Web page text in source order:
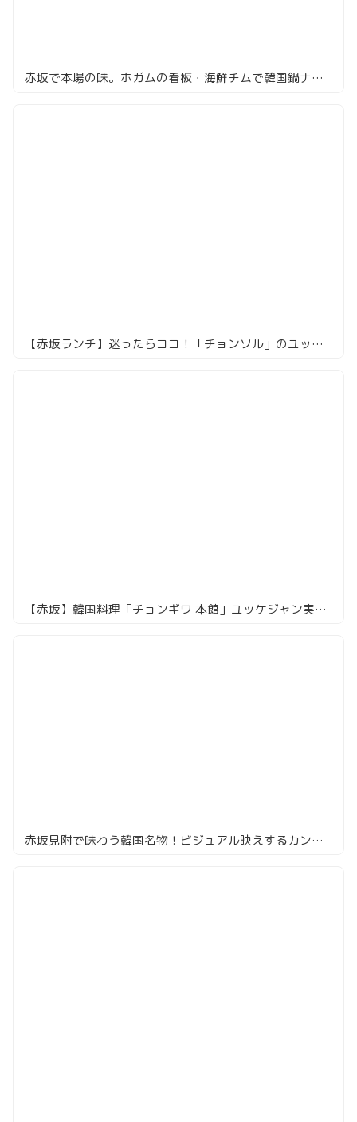
赤坂で本場の味。ホガムの看板・海鮮チムで韓国鍋ナイト
【赤坂ランチ】迷ったらココ！「チョンソル」のユッケジャンは一度食べるべき
【赤坂】韓国料理「チョンギワ 本館」ユッケジャン実食レポ！辛さと旨さが絶妙！
赤坂見附で味わう韓国名物！ビジュアル映えするカンジャンケジャン